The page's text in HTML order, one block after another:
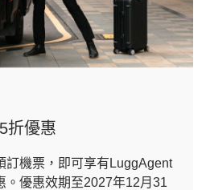
折優惠
訂機票，即可享有LuggAgent
。優惠效期至2027年12月31